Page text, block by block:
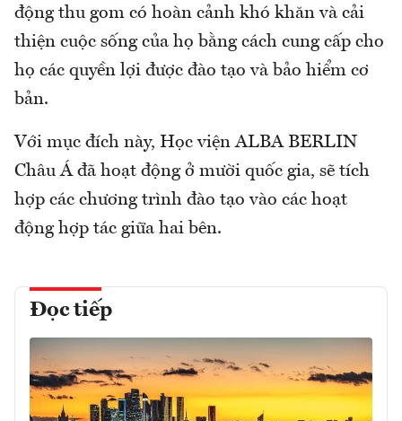
động thu gom có hoàn cảnh khó khăn và cải
thiện cuộc sống của họ bằng cách cung cấp cho
họ các quyền lợi được đào tạo và bảo hiểm cơ
bản.
Với mục đích này, Học viện ALBA BERLIN
Châu Á đã hoạt động ở mười quốc gia, sẽ tích
hợp các chương trình đào tạo vào các hoạt
động hợp tác giữa hai bên.
Đọc tiếp